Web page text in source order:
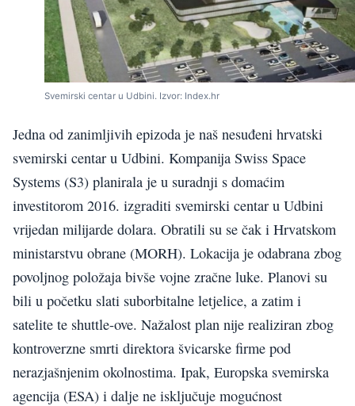
Svemirski centar u Udbini. Izvor: Index.hr
Jedna od zanimljivih epizoda je naš nesuđeni hrvatski
svemirski centar u Udbini. Kompanija Swiss Space
Systems (S3) planirala je u suradnji s domaćim
investitorom 2016. izgraditi svemirski centar u Udbini
vrijedan milijarde dolara. Obratili su se čak i Hrvatskom
ministarstvu obrane (MORH). Lokacija je odabrana zbog
povoljnog položaja bivše vojne zračne luke. Planovi su
bili u početku slati suborbitalne letjelice, a zatim i
satelite te shuttle-ove. Nažalost plan nije realiziran zbog
kontroverzne smrti direktora švicarske firme pod
nerazjašnjenim okolnostima. Ipak, Europska svemirska
agencija (ESA) i dalje ne isključuje mogućnost